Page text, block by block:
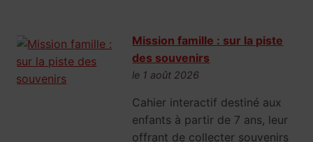
Mission famille : sur la piste
des souvenirs
le 1 août 2026
Cahier interactif destiné aux
enfants à partir de 7 ans, leur
offrant de collecter souvenirs